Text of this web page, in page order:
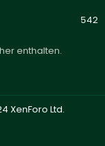
542
enthalten.
XenForo Ltd.